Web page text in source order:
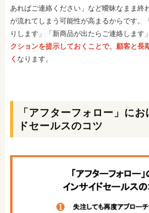
あればご連絡ください」など曖昧なまま終
が流れてしまう可能性が高まるからです。
りします」「新商品が出たらご連絡します
クションを提示しておくことで、顧客と長
く なります。
「アフターフォロー」に
ドセールスのコツ